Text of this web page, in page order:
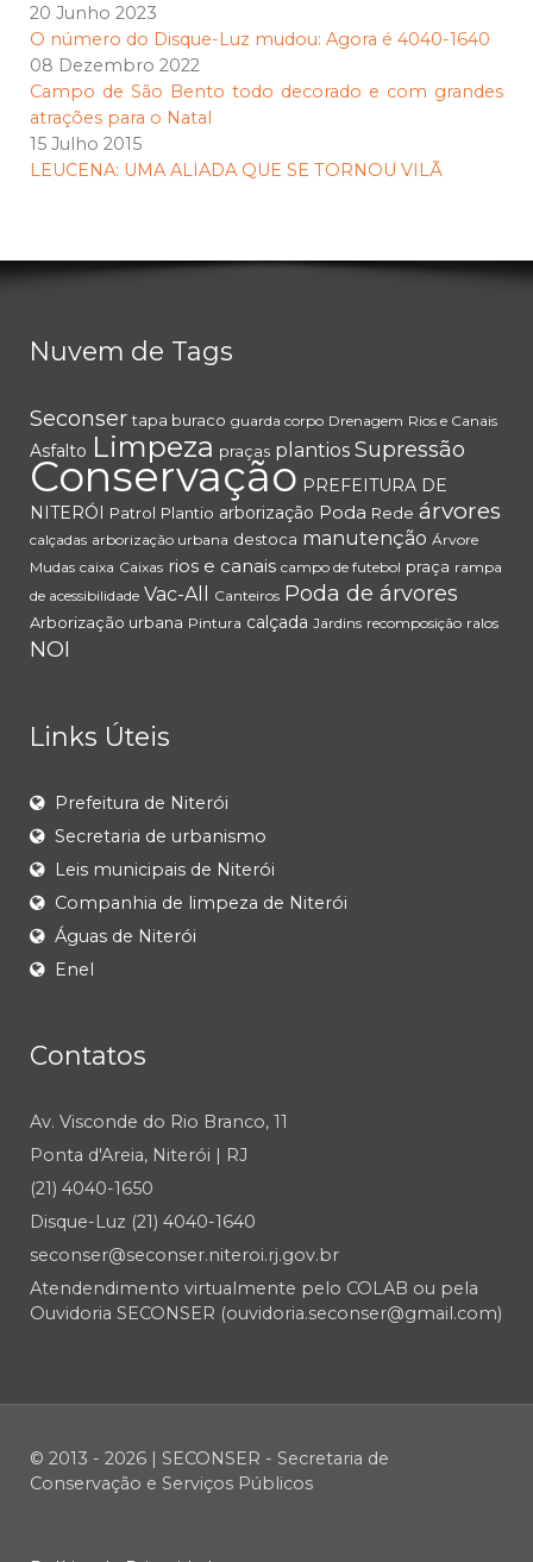
20 Junho 2023
O número do Disque-Luz mudou: Agora é 4040-1640
08 Dezembro 2022
Campo de São Bento todo decorado e com grandes
atrações para o Natal
15 Julho 2015
LEUCENA: UMA ALIADA QUE SE TORNOU VILÃ
Nuvem de Tags
Seconser tapa buraco guarda corpo Drenagem Rios e Canais
Asfalto Limpeza praças plantios Supressão
Conservação PREFEITURA DE
NITERÓI
Patrol Plantio arborização Poda Rede árvores
calçadas arborização urbana destoca manutenção Árvore
Mudas caixa Caixas rios e canais campo de futebol praça rampa
de acessibilidade Vac-All Canteiros Poda de árvores
Arborização urbana Pintura calçada Jardins recomposição ralos
NOI
Links Úteis
Prefeitura de Niterói
Secretaria de urbanismo
Leis municipais de Niterói
Companhia de limpeza de Niterói
Águas de Niterói
Enel
Contatos
Av. Visconde do Rio Branco, 11
Ponta d'Areia, Niterói | RJ
(21) 4040-1650
Disque-Luz (21) 4040-1640
seconser@seconser.niteroi.rj.gov.br
Atendendimento virtualmente pelo COLAB ou pela
Ouvidoria SECONSER (ouvidoria.seconser@gmail.com)
© 2013 - 2026 | SECONSER - Secretaria de
Conservação e Serviços Públicos